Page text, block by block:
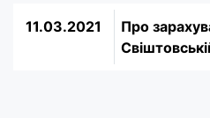
11.03.2021
Про